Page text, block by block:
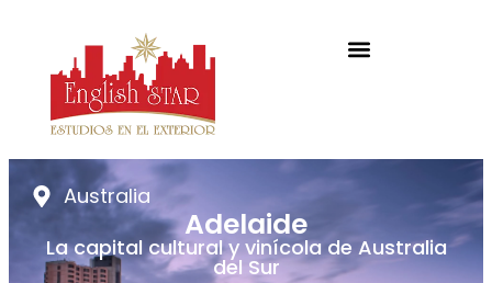
Australia
Adelaide
La capital cultural y vinícola de Australia
del Sur